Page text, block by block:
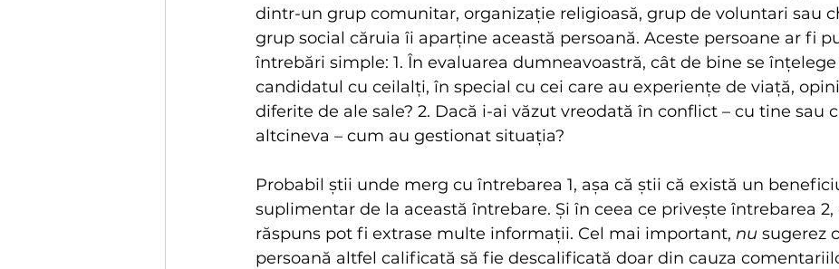
dintr-un grup comunitar, organizație religioasă, grup de voluntari sau
grup social căruia îi aparține această persoană. Aceste persoane ar fi
întrebări simple: 1. În evaluarea dumneavoastră, cât de bine se înțelege
candidatul cu ceilalți, în special cu cei care au experiențe de viață,
diferite de ale sale? 2. Dacă i-ai văzut vreodată în conflict – cu tine sau
altcineva – cum au gestionat situația?
Probabil știi unde merg cu întrebarea 1, așa că știi că există un
suplimentar de la această întrebare. Și în ceea ce privește întrebarea 2,
răspuns pot fi extrase multe informații. Cel mai important, nu sugerez
persoană altfel calificată să fie descalificată doar din cauza